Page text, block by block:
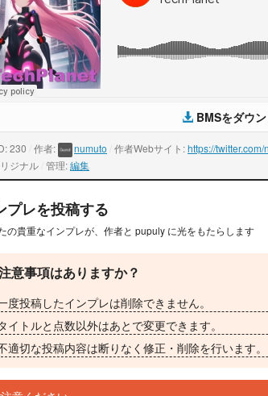
BMSをダウン
230 作者: numuto 作者Webサイト:https://
ジナル 管理:編集
プレを投稿する
の貴重なインプレが、作者と pupuly に光をもたらします
意事項はありますか？
度投稿したインプレは削除できません。
イトルと点数以外はあとで変更できます。
適切な投稿内容は断りなく修正・削除を行います。